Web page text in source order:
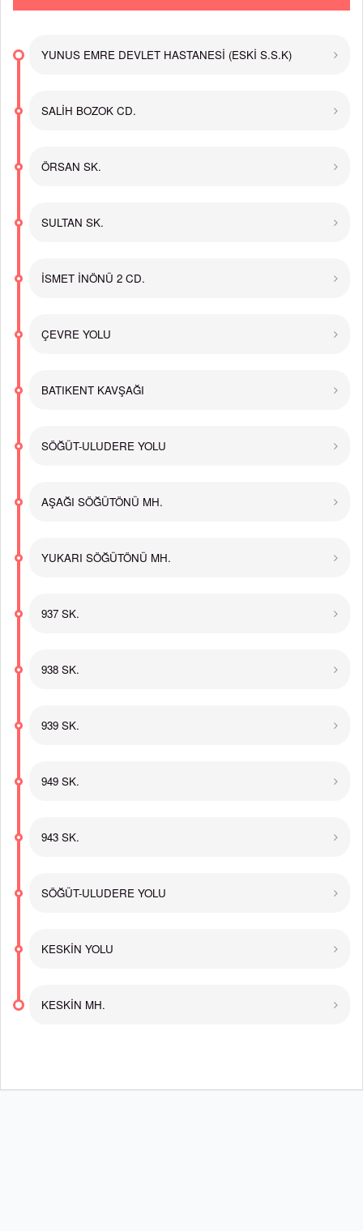
YUNUS EMRE DEVLET HASTANESİ (ESKİ S.S.K)
SALİH BOZOK CD.
ÖRSAN SK.
SULTAN SK.
İSMET İNÖNÜ 2 CD.
ÇEVRE YOLU
BATIKENT KAVŞAĞI
SÖĞÜT-ULUDERE YOLU
AŞAĞI SÖĞÜTÖNÜ MH.
YUKARI SÖĞÜTÖNÜ MH.
937 SK.
938 SK.
939 SK.
949 SK.
943 SK.
SÖĞÜT-ULUDERE YOLU
KESKİN YOLU
KESKİN MH.